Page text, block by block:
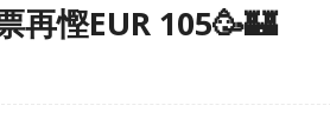
再慳EUR 105🥳🏰